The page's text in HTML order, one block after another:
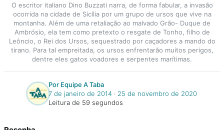
O escritor italiano Dino Buzzati narra, de forma fabular, a invasão
ocorrida na cidade de Sicília por um grupo de ursos que vive na
montanha. Além de uma retaliação ao malvado Grão- Duque de
Ambrósio, ela tem como pretexto o resgate de Tonho, filho de
Leôncio, o Rei dos Ursos, sequestrado por caçadores a mando do
tirano. Para tal empreitada, os ursos enfrentarão muitos perigos,
dentre eles gatos voadores e serpentes marítimas.
Por Equipe A Taba
7 de janeiro de 2014‧ 25 de novembro de 2020
Leitura de 59 segundos